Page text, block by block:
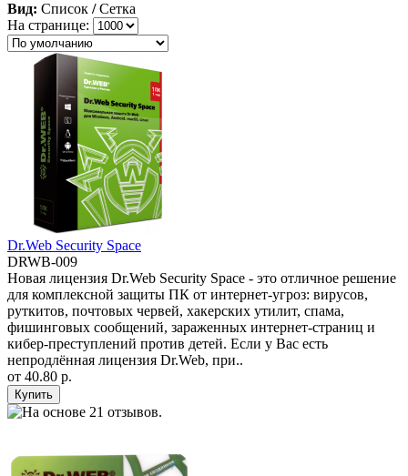
Вид: Список / Сетка
На странице:
Dr.Web Security Space
DRWB-009
Новая лицензия Dr.Web Security Space - это отличное решение
для комплексной защиты ПК от интернет-угроз: вирусов,
руткитов, почтовых червей, хакерских утилит, спама,
фишинговых сообщений, зараженных интернет-страниц и
кибер-преступлений против детей. Если у Вас есть
непродлённая лицензия Dr.Web, при..
от 40.80 р.